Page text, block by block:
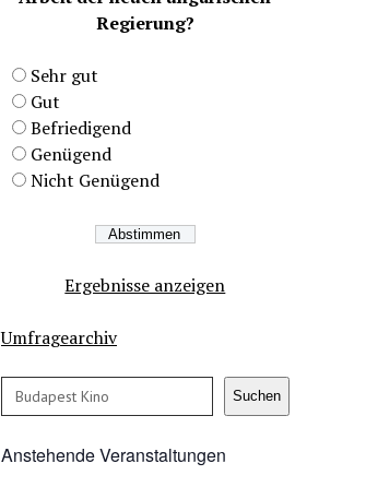
Regierung?
Sehr gut
Gut
Befriedigend
Genügend
Nicht Genügend
Ergebnisse anzeigen
Umfragearchiv
Suchen Suchen
Anstehende Veranstaltungen